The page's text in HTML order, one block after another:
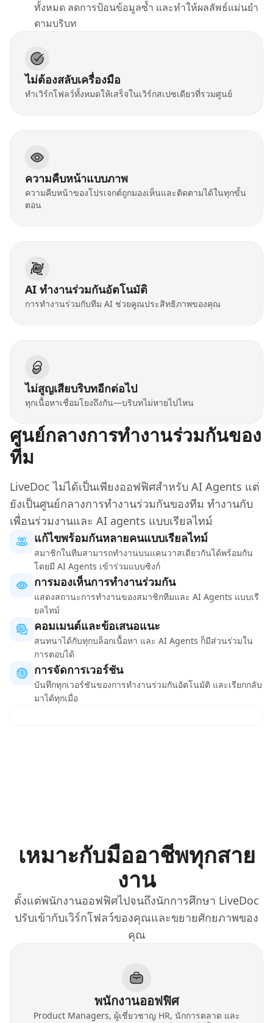
ทั้งหมด ลดการป้อนข้อมูลซ้ำ และทำให้ผลลัพธ์แม่นยำ
ตามบริบท
ไม่ต้องสลับเครื่องมือ
ทำเวิร์กโฟลว์ทั้งหมดให้เสร็จในเวิร์กสเปซเดียวที่รวมศูนย์
ความคืบหน้าแบบภาพ
ความคืบหน้าของโปรเจกต์ถูกมองเห็นและติดตามได้ในทุกขั้น
ตอน
AI ทำงานร่วมกันอัตโนมัติ
การทำงานร่วมกับทีม AI ช่วยคูณประสิทธิภาพของคุณ
ไม่สูญเสียบริบทอีกต่อไป
ทุกเนื้อหาเชื่อมโยงถึงกัน—บริบทไม่หายไปไหน
ศูนย์กลางการทำงานร่วมกันของ
ทีม
LiveDoc ไม่ได้เป็นเพียงออฟฟิศสำหรับ AI Agents แต่
ยังเป็นศูนย์กลางการทำงานร่วมกันของทีม ทำงานกับ
เพื่อนร่วมงานและ AI agents แบบเรียลไทม์
แก้ไขพร้อมกันหลายคนแบบเรียลไทม์
สมาชิกในทีมสามารถทำงานบนแคนวาสเดียวกันได้พร้อมกัน
โดยมี AI Agents เข้าร่วมแบบซิงก์
การมองเห็นการทำงานร่วมกัน
แสดงสถานะการทำงานของสมาชิกทีมและ AI Agents แบบเรี
ยลไทม์
คอมเมนต์และข้อเสนอแนะ
สนทนาได้กับทุกบล็อกเนื้อหา และ AI Agents ก็มีส่วนร่วมใน
การตอบได้
การจัดการเวอร์ชัน
บันทึกทุกเวอร์ชันของการทำงานร่วมกันอัตโนมัติ และเรียกกลับ
มาได้ทุกเมื่อ
เหมาะกับมืออาชีพทุกสาย
งาน
ตั้งแต่พนักงานออฟฟิศไปจนถึงนักการศึกษา LiveDoc
ปรับเข้ากับเวิร์กโฟลว์ของคุณและขยายศักยภาพของ
คุณ
พนักงานออฟฟิศ
Product Managers, ผู้เชี่ยวชาญ HR, นักการตลาด และ